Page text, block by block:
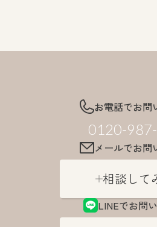
お電話でお問
0120-
メールでお問
相談して
LINEでお問